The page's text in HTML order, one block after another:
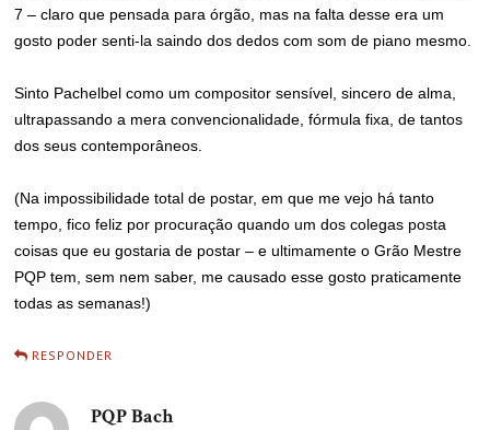
7 – claro que pensada para órgão, mas na falta desse era um
gosto poder senti-la saindo dos dedos com som de piano mesmo.
Sinto Pachelbel como um compositor sensível, sincero de alma,
ultrapassando a mera convencionalidade, fórmula fixa, de tantos
dos seus contemporâneos.
(Na impossibilidade total de postar, em que me vejo há tanto
tempo, fico feliz por procuração quando um dos colegas posta
coisas que eu gostaria de postar – e ultimamente o Grão Mestre
PQP tem, sem nem saber, me causado esse gosto praticamente
todas as semanas!)
RESPONDER
PQP Bachdisse: